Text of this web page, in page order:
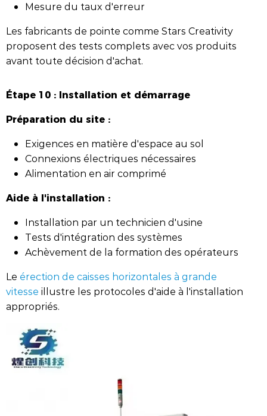
Mesure du taux d'erreur
Les fabricants de pointe comme Stars Creativity
proposent des tests complets avec vos produits
avant toute décision d'achat.
Étape 10 : Installation et démarrage
Préparation du site :
Exigences en matière d'espace au sol
Connexions électriques nécessaires
Alimentation en air comprimé
Aide à l'installation :
Installation par un technicien d'usine
Tests d'intégration des systèmes
Achèvement de la formation des opérateurs
Le érection de caisses horizontales à grande
vitesse illustre les protocoles d'aide à l'installation
appropriés.